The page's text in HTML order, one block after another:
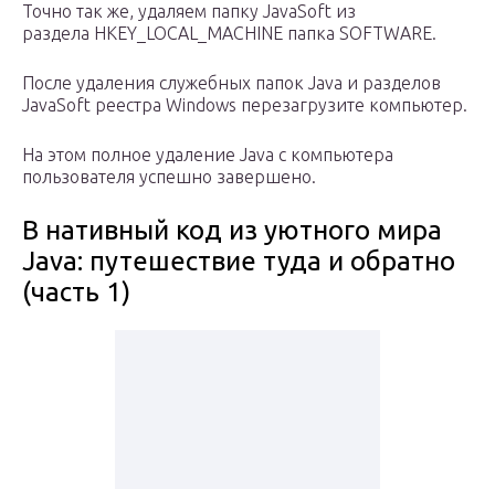
Точно так же, удаляем папку JavaSoft из
раздела HKEY_LOCAL_MACHINE папка SOFTWARE.
После удаления служебных папок Java и разделов
JavaSoft реестра Windows перезагрузите компьютер.
На этом полное удаление Java с компьютера
пользователя успешно завершено.
В нативный код из уютного мира
Java: путешествие туда и обратно
(часть 1)